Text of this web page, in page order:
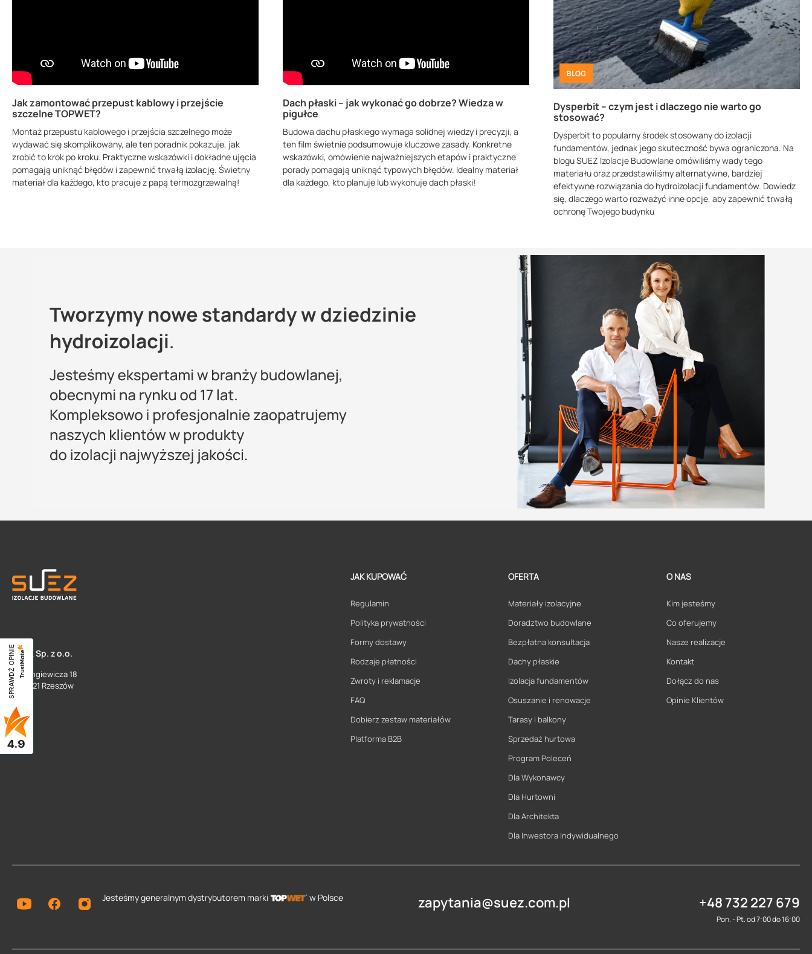
Jak zamontować przepust kablowy i przejście
szczelne TOPWET?
Montaż przepustu kablowego i przejścia szczelnego może
wydawać się skomplikowany, ale ten poradnik pokazuje, jak
zrobić to krok po kroku. Praktyczne wskazówki i dokładne ujęcia
pomagają uniknąć błędów i zapewnić trwałą izolację. Świetny
materiał dla każdego, kto pracuje z papą termozgrzewalną!
Dach płaski – jak wykonać go dobrze? Wiedza w
pigułce
Budowa dachu płaskiego wymaga solidnej wiedzy i precyzji, a
ten film świetnie podsumowuje kluczowe zasady. Konkretne
wskazówki, omówienie najważniejszych etapów i praktyczne
porady pomagają uniknąć typowych błędów. Idealny materiał
dla każdego, kto planuje lub wykonuje dach płaski!
BLOG
Dysperbit – czym jest i dlaczego nie warto go
stosować?
Dysperbit to popularny środek stosowany do izolacji
fundamentów, jednak jego skuteczność bywa ograniczona. Na
blogu SUEZ Izolacje Budowlane omówiliśmy wady tego
materiału oraz przedstawiliśmy alternatywne, bardziej
efektywne rozwiązania do hydroizolacji fundamentów. Dowiedz
się, dlaczego warto rozważyć inne opcje, aby zapewnić trwałą
ochronę Twojego budynku
SUEZ Sp. z o.o.
ul. Langiewicza 18
35 - 021 Rzeszów
JAK KUPOWAĆ
Regulamin
Polityka prywatności
Formy dostawy
Rodzaje płatności
Zwroty i reklamacje
FAQ
Dobierz zestaw materiałów
Platforma B2B
OFERTA
Materiały izolacyjne
Doradztwo budowlane
Bezpłatna konsultacja
Dachy płaskie
Izolacja fundamentów
Osuszanie i renowacje
Tarasy i balkony
Sprzedaż hurtowa
Program Poleceń
Dla Wykonawcy
Dla Hurtowni
Dla Architekta
Dla Inwestora Indywidualnego
O NAS
Kim jesteśmy
Co oferujemy
Nasze realizacje
Kontakt
Dołącz do nas
Opinie Klientów
Jesteśmy generalnym dystrybutorem marki w Polsce zapytania@suez.com.pl +48 732 227 679
Pon. - Pt. od 7:00 do 16:00
SPRAWDŹ OPINIE
4.9